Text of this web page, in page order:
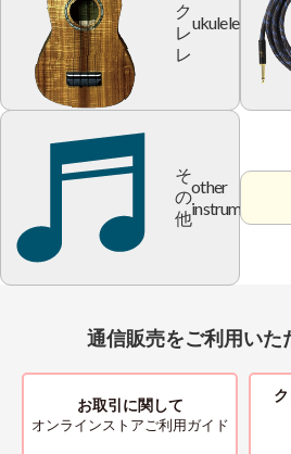
ク
レ
レ
ukulele
そ
の
他
other
instrument
通信販売をご利用いた
お取引に関して
オンラインストアご利用ガイド